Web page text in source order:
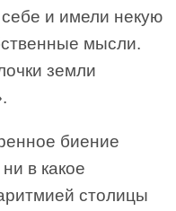
и имели некую
мысли.
земли
биение
в какое
столицы